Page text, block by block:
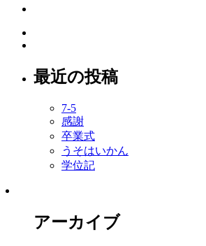
最近の投稿
7-5
感謝
卒業式
うそはいかん
学位記
アーカイブ